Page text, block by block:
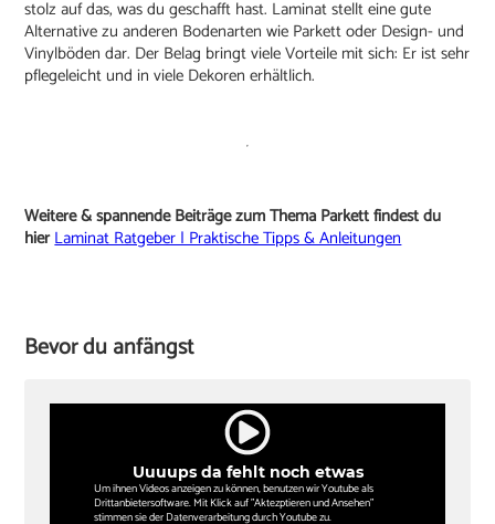
stolz auf das, was du geschafft hast. Laminat stellt eine gute
Alternative zu anderen Bodenarten wie Parkett oder Design- und
Vinylböden dar. Der Belag bringt viele Vorteile mit sich: Er ist sehr
pflegeleicht und in viele Dekoren erhältlich.
Weitere & spannende Beiträge zum Thema Parkett findest du
hierLaminat Ratgeber | Praktische Tipps & Anleitungen
Bevor du anfängst
Uuuups da fehlt noch etwas
Um ihnen Videos anzeigen zu können, benutzen wir Youtube als
Drittanbietersoftware. Mit Klick auf "Aktezptieren und Ansehen"
stimmen sie der Datenverarbeitung durch Youtube zu.